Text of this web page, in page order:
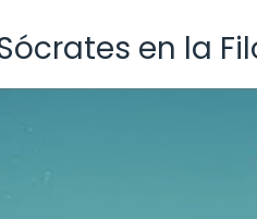
en la